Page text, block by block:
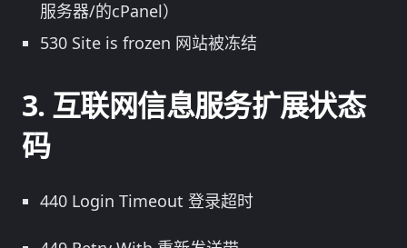
服务器/的cPanel）
530 Site is frozen 网站被冻结
互联网信息服务扩展状态
码
440 Login Timeout 登录超时